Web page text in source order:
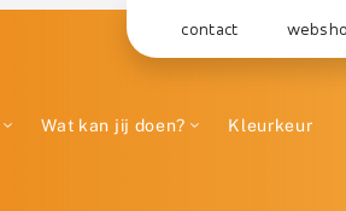
contact
Wat kan jij doen? Kleurkeur